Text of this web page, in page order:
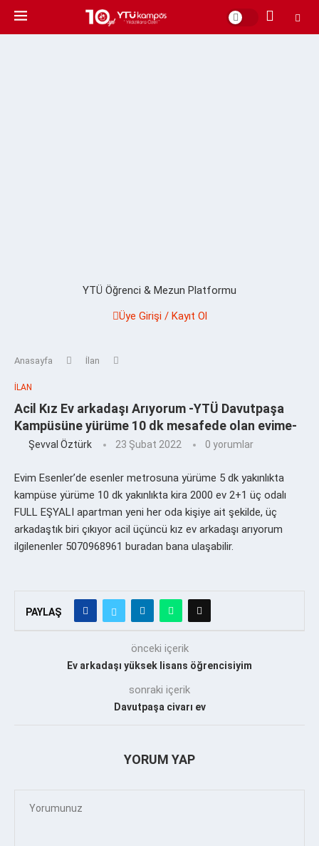
YTÜ Öğrenci & Mezun Platformu
Üye Girişi / Kayıt Ol
Anasayfa İlan
İLAN
Acil Kız Ev arkadaşı Arıyorum -YTÜ Davutpaşa
Kampüsüne yürüme 10 dk mesafede olan evime-
Şevval Öztürk 23 Şubat 2022 0 yorumlar
Evim Esenler’de esenler metrosuna yürüme 5 dk yakınlıkta
kampüse yürüme 10 dk yakınlıkta kira 2000 ev 2+1 üç odalı
FULL EŞYALI apartman yeni her oda kişiye ait şekilde, üç
arkadaştık biri çıkıyor acil üçüncü kız ev arkadaşı arıyorum
ilgilenenler 5070968961 buradan bana ulaşabilir.
PAYLAŞ
önceki içerik
Ev arkadaşı yüksek lisans öğrencisiyim
sonraki içerik
Davutpaşa civarı ev
YORUM YAP